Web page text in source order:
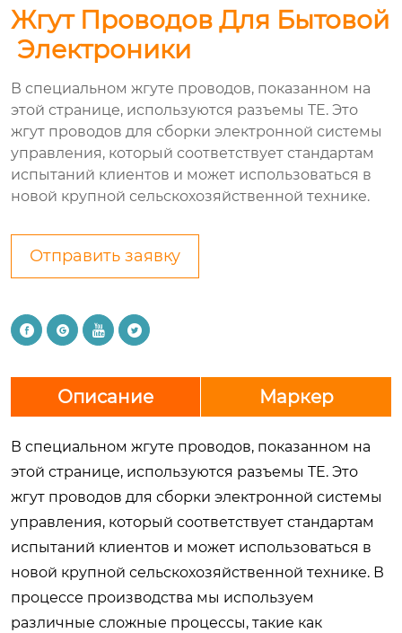
Жгут Проводов Для Бытовой
Электроники
В специальном жгуте проводов, показанном на
этой странице, используются разъемы TE. Это
жгут проводов для сборки электронной системы
управления, который соответствует стандартам
испытаний клиентов и может использоваться в
новой крупной сельскохозяйственной технике.
Отправить заявку
   
Описание Маркер
В специальном жгуте проводов, показанном на
этой странице, используются разъемы TE. Это
жгут проводов для сборки электронной системы
управления, который соответствует стандартам
испытаний клиентов и может использоваться в
новой крупной сельскохозяйственной технике. В
процессе производства мы используем
различные сложные процессы, такие как